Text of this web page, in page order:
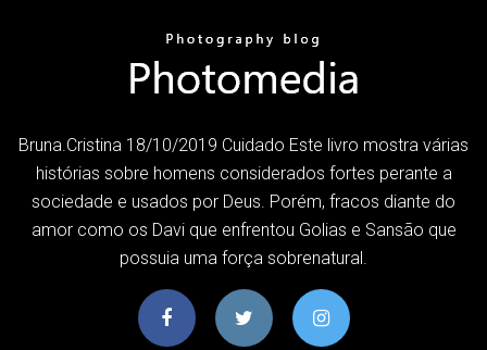
Bruna.Cristina 18/10/2019 Cuidado Este livro mostra várias
histórias sobre homens considerados fortes perante a
sociedade e usados por Deus. Porém, fracos diante do
amor como os Davi que enfrentou Golias e Sansão que
possuia uma força sobrenatural.